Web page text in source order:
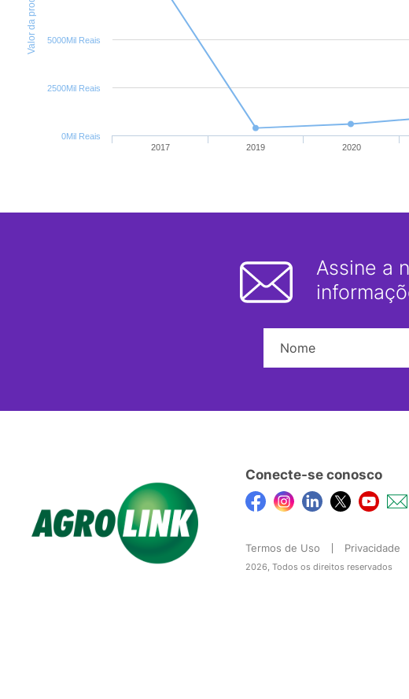
2017 2019 2020
0Mil Reais
2500Mil Reais
5000Mil Reais
Assine a
Conecte-se conosco
Termos de Uso Privacidade
2026, Todos os direitos reservados